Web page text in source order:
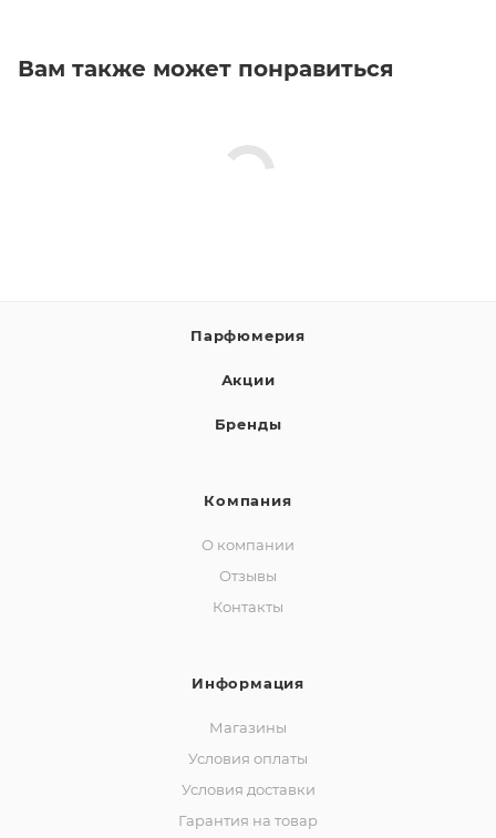
Вам также может понравиться
Парфюмерия
Акции
Бренды
Компания
О компании
Отзывы
Контакты
Информация
Магазины
Условия оплаты
Условия доставки
Гарантия на товар